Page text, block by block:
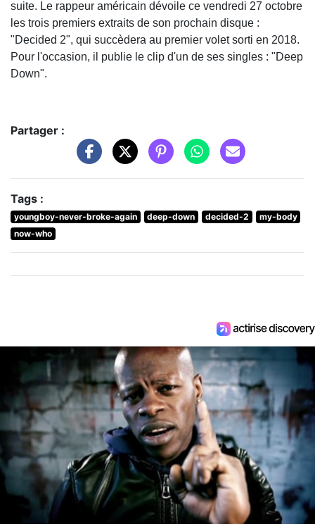
suite. Le rappeur américain dévoile ce vendredi 27 octobre
les trois premiers extraits de son prochain disque :
"Decided 2", qui succèdera au premier volet sorti en 2018.
Pour l'occasion, il publie le clip d'un de ses singles : "Deep
Down".
Partager :
Tags :
youngboy-never-broke-again deep-down decided-2
my-body
now-who